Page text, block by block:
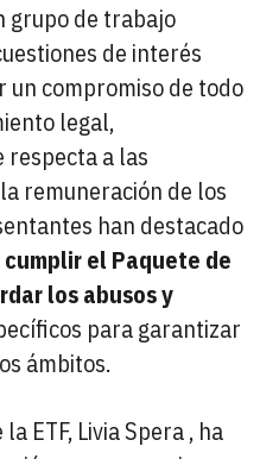
grupo de trabajo
de interés
un compromiso de todo
legal,
respecta a las
remuneración de los
han destacado
el Paquete de
los abusos y
para garantizar
ámbitos.
ETF, Livia Spera , ha